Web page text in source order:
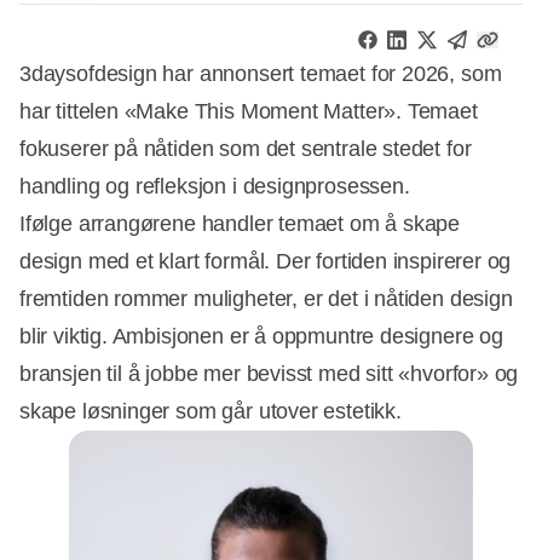
3daysofdesign har annonsert temaet for 2026, som
har tittelen «Make This Moment Matter». Temaet
fokuserer på nåtiden som det sentrale stedet for
handling og refleksjon i designprosessen.
Ifølge arrangørene handler temaet om å skape
design med et klart formål. Der fortiden inspirerer og
fremtiden rommer muligheter, er det i nåtiden design
blir viktig. Ambisjonen er å oppmuntre designere og
bransjen til å jobbe mer bevisst med sitt «hvorfor» og
skape løsninger som går utover estetikk.
Annonce